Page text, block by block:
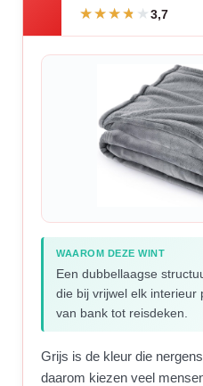
3,7
WAAROM DEZE WINT
Een dubbellaagse
die bij vrijwel elk
van bank tot reisdeken.
Grijs is de kleur die
daarom kiezen veel